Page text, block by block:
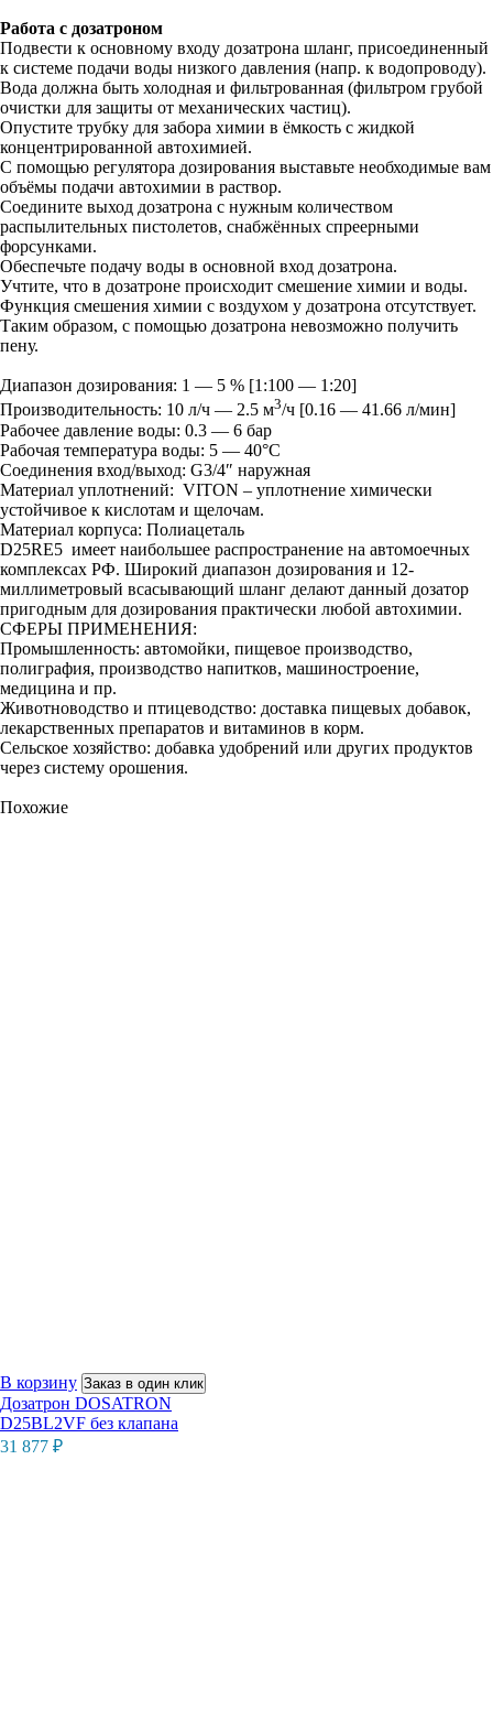
Работа с дозатроном
Подвести к основному входу дозатрона шланг, присоединенный
к системе подачи воды низкого давления (напр. к водопроводу).
Вода должна быть холодная и фильтрованная (фильтром грубой
очистки для защиты от механических частиц).
Опустите трубку для забора химии в ёмкость с жидкой
концентрированной автохимией.
С помощью регулятора дозирования выставьте необходимые вам
объёмы подачи автохимии в раствор.
Соедините выход дозатрона с нужным количеством
распылительных пистолетов, снабжённых спреерными
форсунками.
Обеспечьте подачу воды в основной вход дозатрона.
Учтите, что в дозатроне происходит смешение химии и воды.
Функция смешения химии с воздухом у дозатрона отсутствует.
Таким образом, с помощью дозатрона невозможно получить
пену.
Диапазон дозирования: 1 — 5 % [1:100 — 1:20]
Производительность: 10 л/ч — 2.5 м3/ч [0.16 — 41.66 л/мин]
Рабочее давление воды: 0.3 — 6 бар
Рабочая температура воды: 5 — 40°C
Соединения вход/выход: G3/4″ наружная
Материал уплотнений: VITON – уплотнение химически
устойчивое к кислотам и щелочам.
Материал корпуса: Полиацеталь
D25RE5 имеет наибольшее распространение на автомоечных
комплексах РФ. Широкий диапазон дозирования и 12-
миллиметровый всасывающий шланг делают данный дозатор
пригодным для дозирования практически любой автохимии.
СФЕРЫ ПРИМЕНЕНИЯ:
Промышленность: автомойки, пищевое производство,
полиграфия, производство напитков, машиностроение,
медицина и пр.
Животноводство и птицеводство: доставка пищевых добавок,
лекарственных препаратов и витаминов в корм.
Сельское хозяйство: добавка удобрений или других продуктов
через систему орошения.
Похожие
В корзину Заказ в один клик
Дозатрон DOSATRON
D25BL2VF без клапана
31 877 ₽